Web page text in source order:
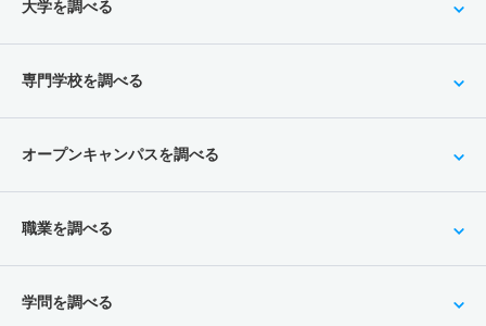
大学を調べる
専門学校を調べる
オープンキャンパスを調べる
職業を調べる
学問を調べる